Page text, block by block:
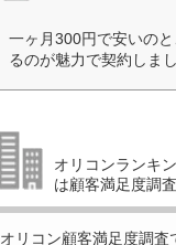
一ヶ月300円で安いの
るのが魅力で契約しま
オリコンランキ
は顧客満足度調
オリコン顧客満足度調査